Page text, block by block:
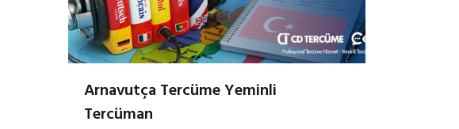
Arnavutça Tercüme Yeminli
Tercüman